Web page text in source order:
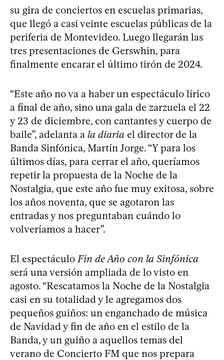
su gira de conciertos en escuelas primarias,
que llegó a casi veinte escuelas públicas de la
periferia de Montevideo. Luego llegarán las
tres presentaciones de Gerswhin, para
finalmente encarar el último tirón de 2024.
“Este año no va a haber un espectáculo lírico
a final de año, sino una gala de zarzuela el 22
y 23 de diciembre, con cantantes y cuerpo de
baile”, adelanta a la diaria el director de la
Banda Sinfónica, Martín Jorge. “Y para los
últimos días, para cerrar el año, queríamos
repetir la propuesta de la Noche de la
Nostalgia, que este año fue muy exitosa, sobre
los años noventa, que se agotaron las
entradas y nos preguntaban cuándo lo
volveríamos a hacer”.
El espectáculo Fin de Año con la Sinfónica
será una versión ampliada de lo visto en
agosto. “Rescatamos la Noche de la Nostalgia
casi en su totalidad y le agregamos dos
pequeños guiños: un enganchado de música
de Navidad y fin de año en el estilo de la
Banda, y un guiño a aquellos temas del
verano de Concierto FM que nos prepara